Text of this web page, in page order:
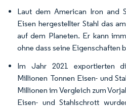
Laut dem American Iron and
Eisen hergestellter Stahl das
auf dem Planeten. Er kann
ohne dass seine Eigenschaften
Im Jahr 2021 exportierten
Millionen Tonnen Eisen- und
Millionen im Vergleich zum
Eisen- und Stahlschrott